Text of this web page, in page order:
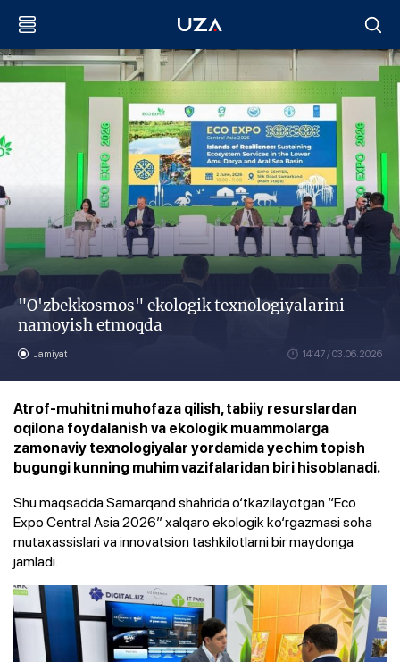
"O'zbekkosmos" ekologik texnologiyalarini
namoyish etmoqda
Jamiyat 14:47 / 03.06.2026
Atrof-muhitni muhofaza qilish, tabiiy resurslardan
oqilona foydalanish va ekologik muammolarga
zamonaviy texnologiyalar yordamida yechim topish
bugungi kunning muhim vazifalaridan biri hisoblanadi.
Shu maqsadda Samarqand shahrida o‘tkazilayotgan “Eco
Expo Central Asia 2026” xalqaro ekologik ko‘rgazmasi soha
mutaxassislari va innovatsion tashkilotlarni bir maydonga
jamladi.